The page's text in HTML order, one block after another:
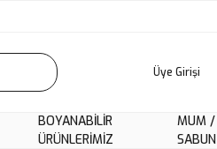
Üye Girişi
BOYANABILIR
ÜRÜNLERIMIZ
MUM /
SABUN